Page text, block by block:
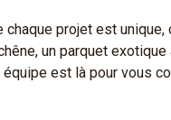
chaque projet est
un parquet
est là pour vous